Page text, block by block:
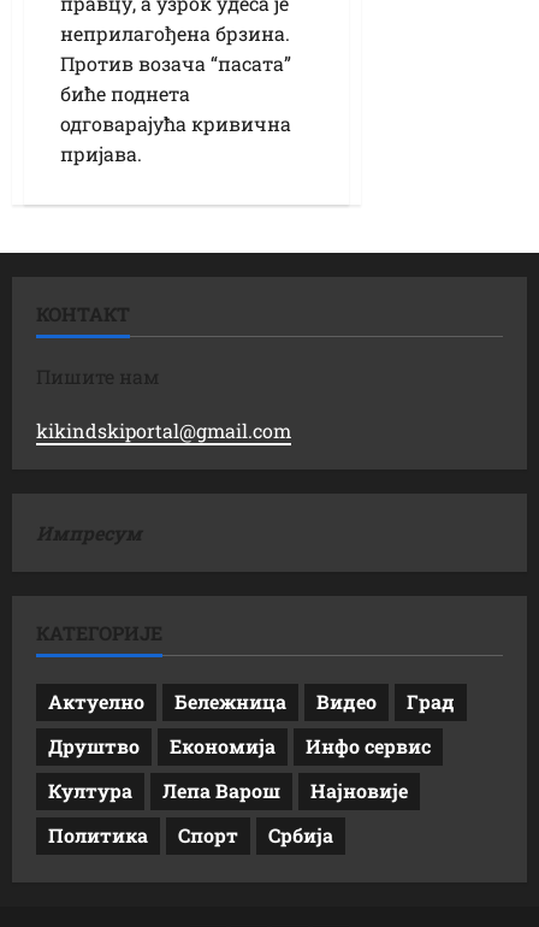
неприлагођена брзина.
Против возача “пасата”
биће поднета
одговарајућа кривична
пријава.
КОНТАКТ
Пишите нам
kikindskiportal@gmail.com
Импресум
КАТЕГОРИЈЕ
Актуелно Бележница Видео
Град
Друштво
Економија
Инфо сервис
Култура
Лепа Варош
Најновије
Политика
Спорт Србија